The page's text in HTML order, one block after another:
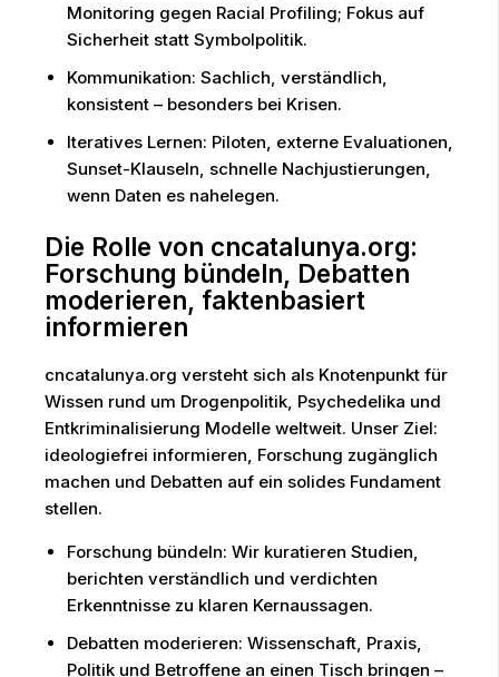
Monitoring gegen Racial Profiling; Fokus auf
Sicherheit statt Symbolpolitik.
Kommunikation: Sachlich, verständlich,
konsistent – besonders bei Krisen.
Iteratives Lernen: Piloten, externe Evaluationen,
Sunset-Klauseln, schnelle Nachjustierungen,
wenn Daten es nahelegen.
Die Rolle von cncatalunya.org:
Forschung bündeln, Debatten
moderieren, faktenbasiert
informieren
cncatalunya.org versteht sich als Knotenpunkt für
Wissen rund um Drogenpolitik, Psychedelika und
Entkriminalisierung Modelle weltweit. Unser Ziel:
ideologiefrei informieren, Forschung zugänglich
machen und Debatten auf ein solides Fundament
stellen.
Forschung bündeln: Wir kuratieren Studien,
berichten verständlich und verdichten
Erkenntnisse zu klaren Kernaussagen.
Debatten moderieren: Wissenschaft, Praxis,
Politik und Betroffene an einen Tisch bringen –